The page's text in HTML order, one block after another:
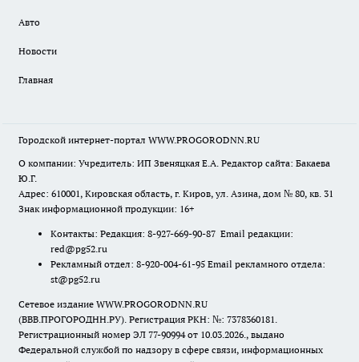
Авто
Новости
Главная
Городской интернет-портал WWW.PROGORODNN.RU
О компании: Учредитель: ИП Звеняцкая Е.А. Редактор сайта: Бакаева
Ю.Г.
Адрес: 610001, Кировская область, г. Киров, ул. Азина, дом № 80, кв. 31
Знак информационной продукции: 16+
Контакты: Редакция: 8-927-669-90-87 Email редакции:
red@pg52.ru
Рекламный отдел: 8-920-004-61-95 Email рекламного отдела:
st@pg52.ru
Сетевое издание WWW.PROGORODNN.RU
(ВВВ.ПРОГОРОДНН.РУ). Регистрация РКН: №: 7378360181.
Регистрационный номер ЭЛ 77-90994 от 10.03.2026., выдано
Федеральной службой по надзору в сфере связи, информационных